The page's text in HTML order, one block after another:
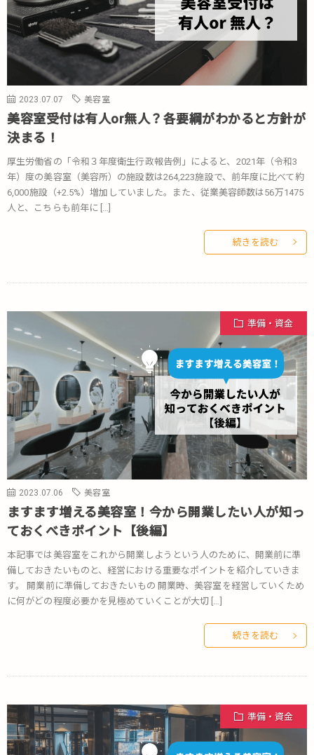
2023.07.07 美容室
美容室受付は有人or無人？各要綱がわかると方針が
決まる！
厚生労働省の「令和３年度衛生行政報告例」によると、2021年（令和3
年）度の美容室（美容所）の施設数は264,223施設で、前年度に比べて約
6,000施設（+2.5%）増加していました。また、従業美容師数は56万1475
人と、こちらも前年に […]
続きを読む
準備・資金
2023.07.06 美容室
ますます増える美容室！今から開業したい人が知っ
ておくべきポイント【後編】
本記事では美容室をこれから開業しようという人のために、開業前に準
備しておきたいものと、経営における重要なポイントを紹介していきま
す。 開業前に準備しておきたいもの 開業時、美容室を経営していくため
に何がどの程度必要かを見極めていくことが大切 […]
続きを読む
準備・資金